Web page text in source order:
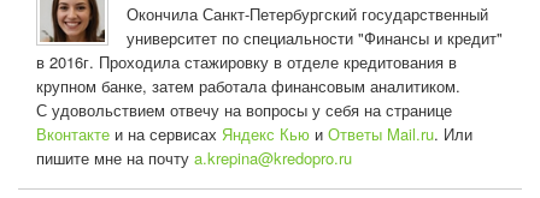
Окончила Санкт-Петербургский государственный
университет по специальности "Финансы и кредит"
в 2016г. Проходила стажировку в отделе кредитования в
крупном банке, затем работала финансовым аналитиком.
С удовольствием отвечу на вопросы у себя на странице
Вконтакте и на сервисах Яндекс Кью и Ответы Mail.ru. Или
пишите мне на почту a.krepina@kredopro.ru